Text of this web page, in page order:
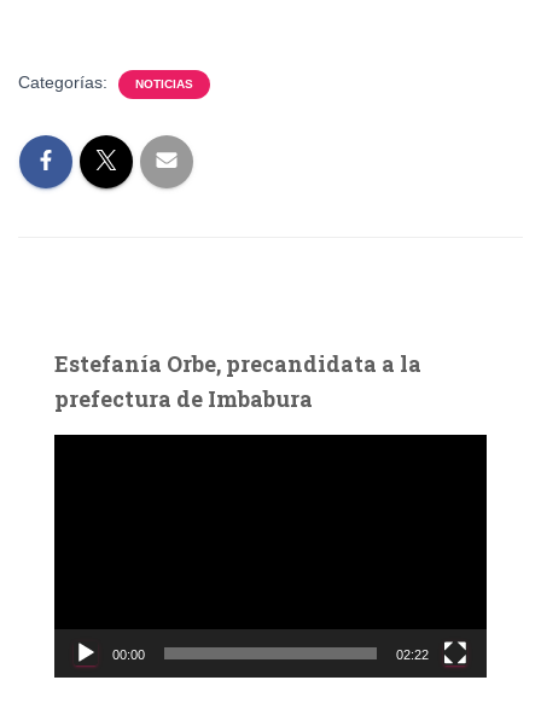
Categorías: NOTICIAS
Estefanía Orbe, precandidata a la
prefectura de Imbabura
c
00:00 02:22